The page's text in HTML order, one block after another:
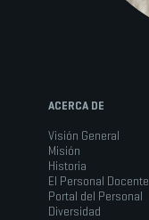
ACERCA DE
Visión General
Misión
Historia
El Personal Docente
Portal del Personal
Diversidad